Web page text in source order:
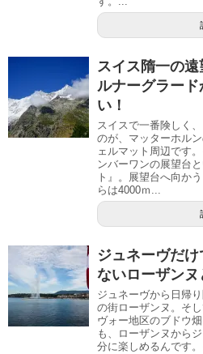
スイス隋一の
ルナーグラー
い！
スイスで一番険しく
のが、マッターホル
ェルマット周辺です
ンバーワンの展望台
ト』。展望台へ向か
らは4000ｍ...
ジュネーヴだ
ないローザンヌ
ジュネーヴから日帰
の街ローザンヌ。そ
ヴォー地区のブドウ
も、ローザンヌから
分に楽しめるんです